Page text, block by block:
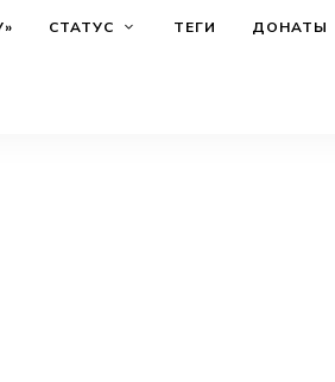
СТАТУС ТЕГИ ДОНАТЫ